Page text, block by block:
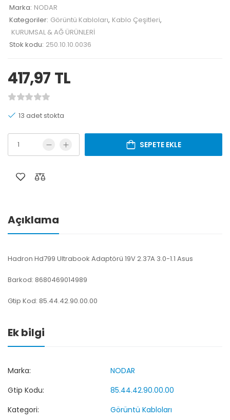
Marka: NODAR
Kategoriler: Görüntü Kabloları, Kablo Çeşitleri,
KURUMSAL & AĞ ÜRÜNLERİ
Stok kodu: 250.10.10.0036
417,97 TL
13 adet stokta
SEPETE EKLE
Açıklama
Hadron Hd799 Ultrabook Adaptörü 19V 2.37A 3.0-1.1 Asus
Barkod: 8680469014989
Gtip Kod: 85.44.42.90.00.00
Ek bilgi
Marka:
NODAR
Gtip Kodu:
85.44.42.90.00.00
Kategori:
Görüntü Kabloları